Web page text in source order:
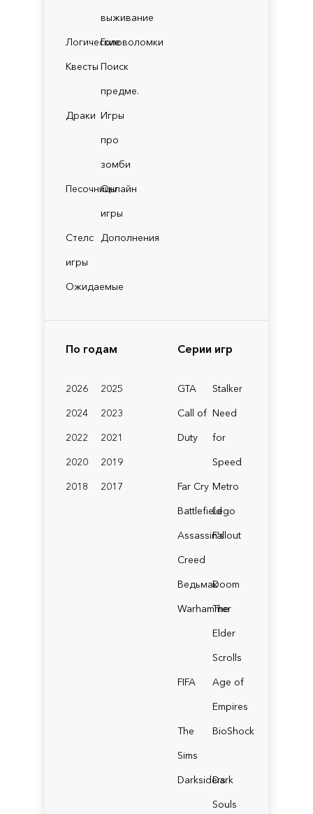
выживание
ЛогическиеГоловоломки
Квесты Поиск
предме.
Драки Игры
про
зомби
ПесочницыОнлайн
игры
Стелс
игры
Дополнения
Ожидаемые
По годам
2026
2025
2024
2023
2022
2021
2020
2019
2018
2017
Серии игр
GTA
Stalker
Call of
Duty
Need
for
Speed
Far Cry Metro
BattlefieldLego
Assassin's
Creed
Fallout
ВедьмакDoom
Warhammer
The
Elder
Scrolls
FIFA
Age of
Empires
The
Sims
BioShock
Darksiders
Dark
Souls